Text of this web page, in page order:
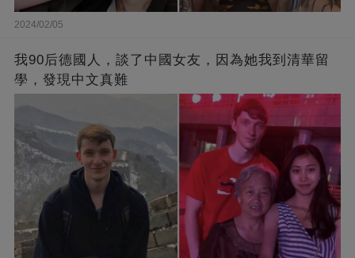
2024/02/05
我90后德國人，談了中國女友，因為她我到清華留
學，發現中文真難